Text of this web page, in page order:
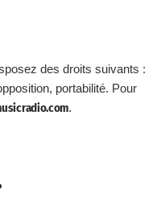
des droits suivants :
portabilité. Pour
.